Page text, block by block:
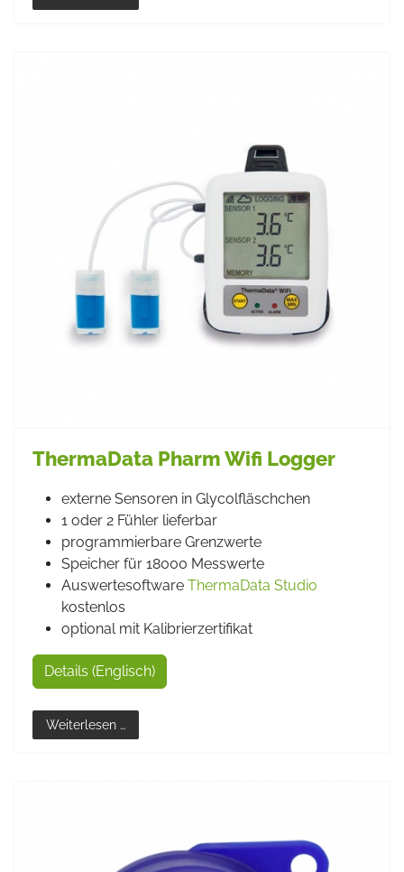
ThermaData Pharm Wifi Logger
externe Sensoren in Glycolfläschchen
1 oder 2 Fühler lieferbar
programmierbare Grenzwerte
Speicher für 18000 Messwerte
Auswertesoftware ThermaData Studio
kostenlos
optional mit Kalibrierzertifikat
Details (Englisch)
Weiterlesen …